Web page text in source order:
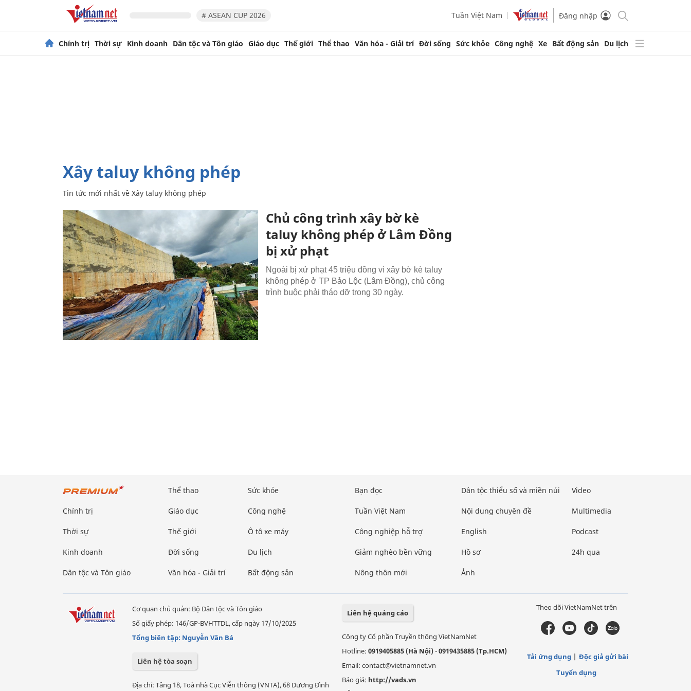
# ASEAN CUP 2026 Tuần Việt Nam Đăng nhập
Chính trị Thời sự Kinh doanh Dân tộc và Tôn giáo Giáo dục Thế giới Thể thao Văn hóa - Giải trí Đời sống Sức khỏe Công nghệ Xe Bất động sản Du lịch
Xây taluy không phép
Tin tức mới nhất về Xây taluy không phép
Chủ công trình xây bờ kè
taluy không phép ở Lâm Đồng
bị xử phạt
Ngoài bị xử phạt 45 triệu đồng vì xây bờ kè taluy
không phép ở TP Bảo Lộc (Lâm Đồng), chủ công
trình buộc phải tháo dỡ trong 30 ngày.
Chính trị
Thời sự
Kinh doanh
Dân tộc và Tôn giáo
Thể thao
Giáo dục
Thế giới
Đời sống
Văn hóa - Giải trí
Sức khỏe
Công nghệ
Ô tô xe máy
Du lịch
Bất động sản
Bạn đọc
Tuần Việt Nam
Công nghiệp hỗ trợ
Giảm nghèo bền vững
Nông thôn mới
Dân tộc thiểu số và miền núi
Nội dung chuyên đề
English
Hồ sơ
Ảnh
Video
Multimedia
Podcast
24h qua
Cơ quan chủ quản: Bộ Dân tộc và Tôn giáo
Số giấy phép: 146/GP-BVHTTDL, cấp ngày 17/10/2025
Tổng biên tập: Nguyễn Văn Bá
Liên hệ tòa soạn
Địa chỉ: Tầng 18, Toà nhà Cục Viễn thông (VNTA), 68 Dương Đình
Liên hệ quảng cáo
Công ty Cổ phần Truyền thông VietNamNet
Hotline: 0919405885 (Hà Nội)-0919435885 (Tp.HCM)
Email: contact@vietnamnet.vn
Báo giá: http://vads.vn
Theo dõi VietNamNet trên
Tải ứng dụng
Độc giả gửi bài
Tuyển dụng